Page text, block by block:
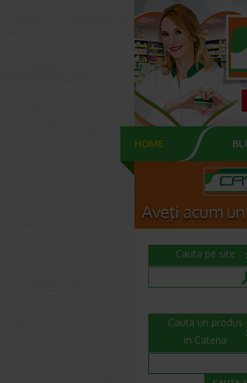
HOME
Cauta pe site
Cauta un produs
in Catena